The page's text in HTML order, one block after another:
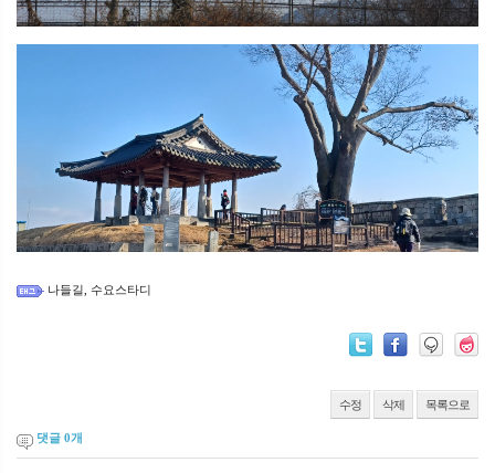
나들길 수요스타디
수정 삭제 목록으로
댓글 0개